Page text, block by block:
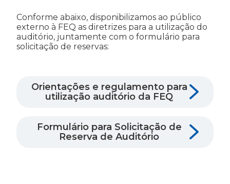
Conforme abaixo, disponibilizamos ao público
externo à FEQ as diretrizes para a utilização do
auditório, juntamente com o formulário para
solicitação de reservas:
Orientações e regulamento para
utilização auditório da FEQ
Formulário para Solicitação de
Reserva de Auditório